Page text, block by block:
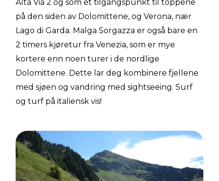
Alta Via 2 og som et tilgangspunkt til toppene
på den siden av Dolomittene, og Verona, nær
Lago di Garda. Malga Sorgazza er også bare en
2 timers kjøretur fra Venezia, som er mye
kortere enn noen turer i de nordlige
Dolomittene. Dette lar deg kombinere fjellene
med sjøen og vandring med sightseeing. Surf
og turf på italiensk vis!